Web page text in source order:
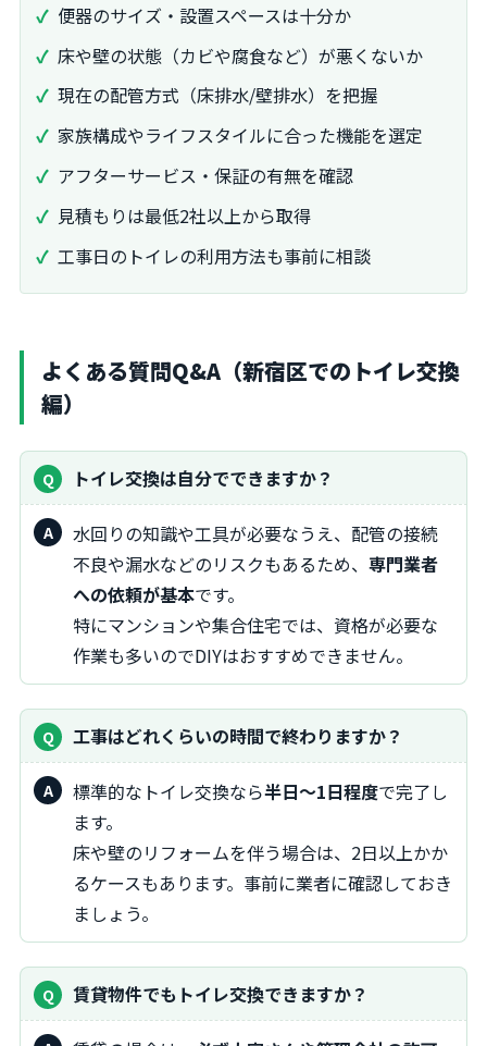
便器のサイズ・設置スペースは十分か
床や壁の状態（カビや腐食など）が悪くないか
現在の配管方式（床排水/壁排水）を把握
家族構成やライフスタイルに合った機能を選定
アフターサービス・保証の有無を確認
見積もりは最低2社以上から取得
工事日のトイレの利用方法も事前に相談
よくある質問Q&A（新宿区でのトイレ交換
編）
トイレ交換は自分でできますか？
水回りの知識や工具が必要なうえ、配管の接続
不良や漏水などのリスクもあるため、 専門業者
への依頼が基本です。
特にマンションや集合住宅では、資格が必要な
作業も多いのでDIYはおすすめできません。
工事はどれくらいの時間で終わりますか？
標準的なトイレ交換なら半日～1日程度で完了し
ます。
床や壁のリフォームを伴う場合は、2日以上かか
るケースもあります。事前に業者に確認しておき
ましょう。
賃貸物件でもトイレ交換できますか？